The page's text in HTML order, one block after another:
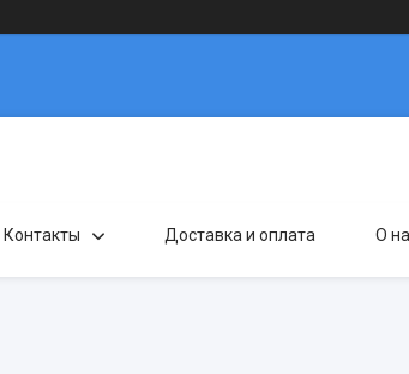
Контакты Доставка и оплата О